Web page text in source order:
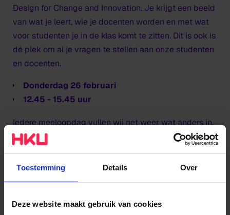
Toestemming Details Over
Deze website maakt gebruik van cookies
Design for Change and Innovation. Je krijgt een beeld
van wat je leert, wie je docenten worden en met wat
voor studenten je in de klas komt te zitten. Dit is ook is
dé plek om al je vragen te stellen aan onze studenten
en docenten.
Donderdag 26 februari
12.45 - 15.45 uur
Iedere meeloopdag vullen wij net weer wat anders in.
Bijdeze meeloopdag doe je mee met een
MELD JE AAN
Enthousiast geworden om met ons mee te lopen?
Meld je dan vooraf aan via onderstaande knop